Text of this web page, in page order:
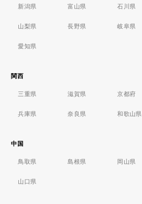
新潟県 富山県 石川県
山梨県 長野県 岐阜県
愛知県
関西
三重県 滋賀県 京都府
兵庫県 奈良県 和歌山県
中国
鳥取県 島根県 岡山県
山口県